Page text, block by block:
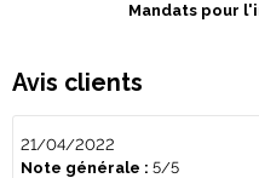
Mandats pour
Avis clients
21/04/2022
Note générale : 5/5